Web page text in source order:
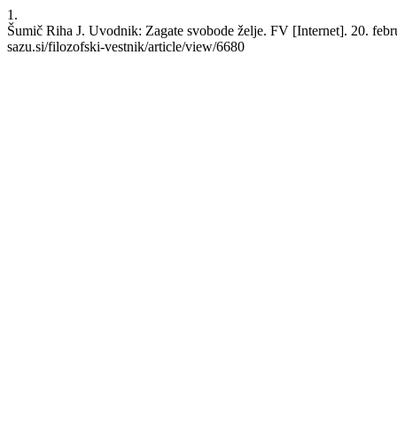
1.
Šumič Riha J. Uvodnik: Zagate svobode želje. FV [Internet]. 20.
sazu.si/filozofski-vestnik/article/view/6680